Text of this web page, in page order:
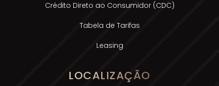
Crédito Direto ao Consumidor (CDC)
Tabela de Tarifas
Leasing
LOCALIZAÇÃO